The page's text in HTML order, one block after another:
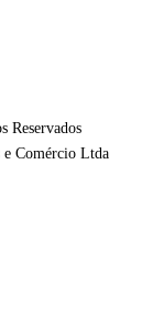
Reservados
Comércio Ltda